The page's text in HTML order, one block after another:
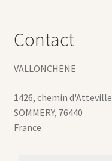
Contact
VALLONCHENE
1426, chemin d'Atteville
SOMMERY, 76440
France